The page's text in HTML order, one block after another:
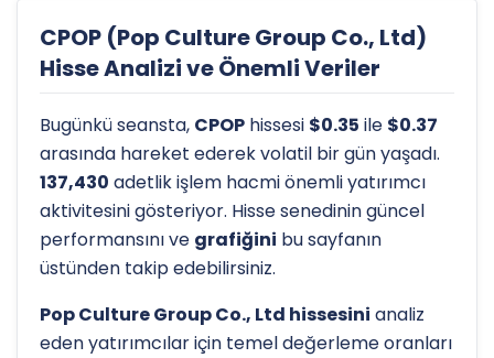
CPOP (Pop Culture Group Co., Ltd)
Hisse Analizi ve Önemli Veriler
Bugünkü seansta, CPOP hissesi $0.35 ile $0.37
arasında hareket ederek volatil bir gün yaşadı.
137,430 adetlik işlem hacmi önemli yatırımcı
aktivitesini gösteriyor. Hisse senedinin güncel
performansını ve grafiğini bu sayfanın
üstünden takip edebilirsiniz.
Pop Culture Group Co., Ltd hissesini analiz
eden yatırımcılar için temel değerleme oranları